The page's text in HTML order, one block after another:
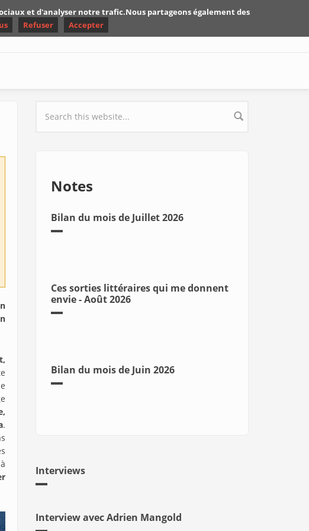
.
Search form
Notes
Bilan du mois de Juillet 2026
Ces sorties littéraires qui me donnent
envie - Août 2026
Bilan du mois de Juin 2026
Interviews
Interview avec Adrien Mangold
et d'analyser notre trafic.Nous partageons également des
Refuser Accepter